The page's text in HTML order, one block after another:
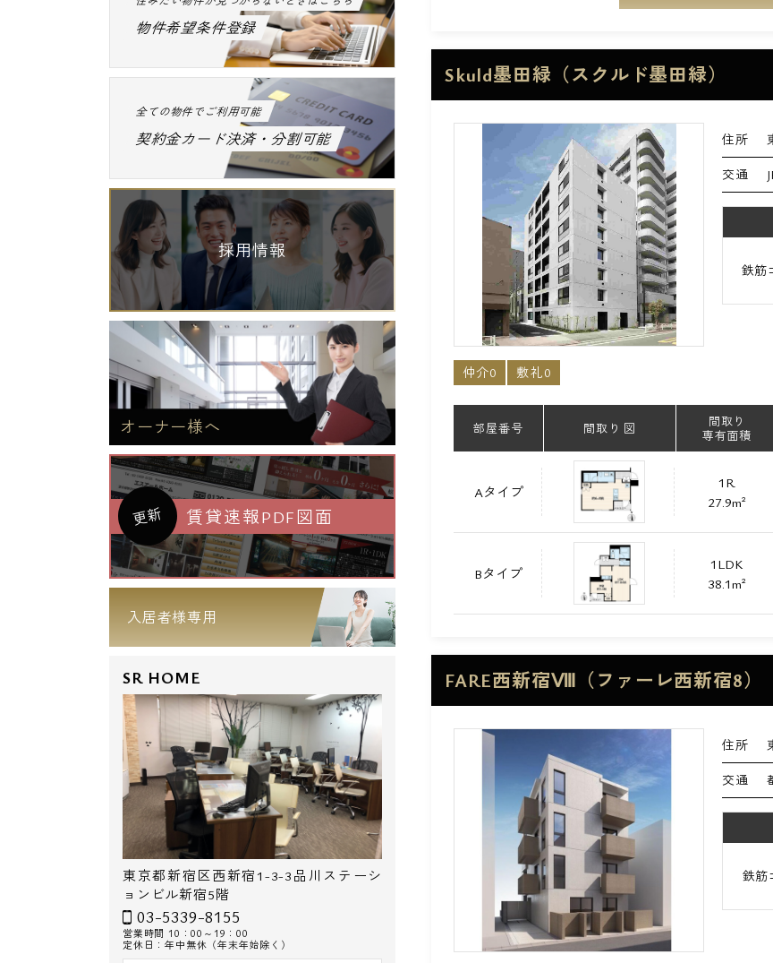
Skuld墨田緑（スクルド墨田緑）
住所
交通
鉄筋
仲介0 敷礼0
部屋番号 間取り 図
間取り
専有面積
Aタイプ
1R
27.9m²
Bタイプ
1LDK
38.1m²
FARE西新宿Ⅷ（ファーレ西新宿8）
住所
交通
鉄筋
物件希望条件登録
全ての物件でご利用可能
契約金カード決済・分割可能
採用情報
オーナー様へ
更新 賃貸速報PDF図面
入居者様専用
SR HOME
東京都新宿区西新宿1-3-3品川ステーシ
ョンビル新宿5階
03-5339-8155
営業時間 10：00～19：00
定休日：年中無休（年末年始除く）